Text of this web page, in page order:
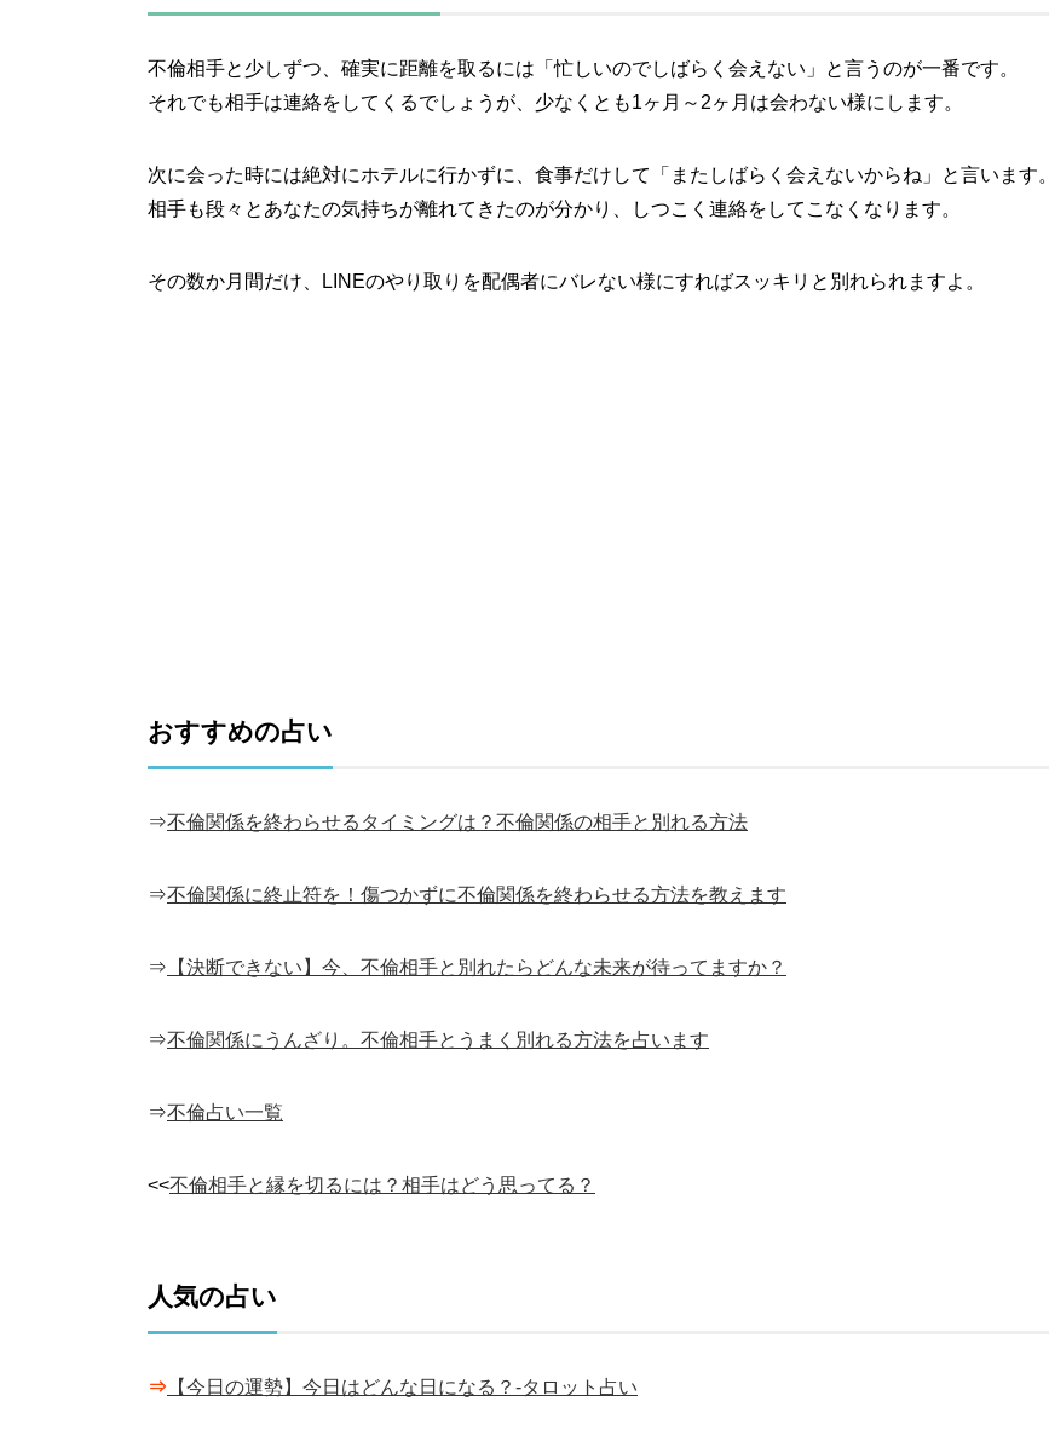
不倫相手と少しずつ、確実に距離を取るには「忙しいのでしばらく会えない」と言うのが一番です。
それでも相手は連絡をしてくるでしょうが、少なくとも1ヶ月～2ヶ月は会わない様にします。
次に会った時には絶対にホテルに行かずに、食事だけして「またしばらく会えないからね」と言います。
相手も段々とあなたの気持ちが離れてきたのが分かり、しつこく連絡をしてこなくなります。
その数か月間だけ、LINEのやり取りを配偶者にバレない様にすればスッキリと別れられますよ。
おすすめの占い
⇒不倫関係を終わらせるタイミングは？不倫関係の相手と別れる方法
⇒不倫関係に終止符を！傷つかずに不倫関係を終わらせる方法を教えます
⇒ 【決断できない】今、不倫相手と別れたらどんな未来が待ってますか？
⇒不倫関係にうんざり。不倫相手とうまく別れる方法を占います
⇒不倫占い一覧
<<不倫相手と縁を切るには？相手はどう思ってる？
人気の占い
⇒ 【今日の運勢】今日はどんな日になる？-タロット占い